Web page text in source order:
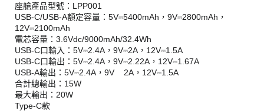
座艙產品型號：LPP001
USB-C/USB-A額定容量：5V⎓5400mAh，9V⎓2800mAh，
12V⎓2100mAh
電芯容量：3.6Vdc/9000mAh/32.4Wh
USB-C口輸入：5V⎓2.4A，9V⎓2A，12V⎓1.5A
USB-C口輸出：5V⎓2.4A，9V⎓2.22A，12V⎓1.67A
USB-A輸出：5V⎓2.4A，9V 2A，12V⎓1.5A
合計總輸出：15W
最大輸出：20W
Type-C款